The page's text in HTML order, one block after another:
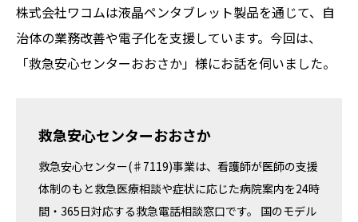
株式会社ワコムは液晶ペンタブレット製品を通じて、自
治体の業務改善や電子化を支援しています。今回は、
「救急安心センターおおさか」様にお話を伺いました。
救急安心センターおおさか
救急安心センター(♯7119)事業は、看護師が医師の支援
体制のもと救急医療相談や症状に応じた病院案内を24時
間・365日対応する救急電話相談窓口です。 国のモデル